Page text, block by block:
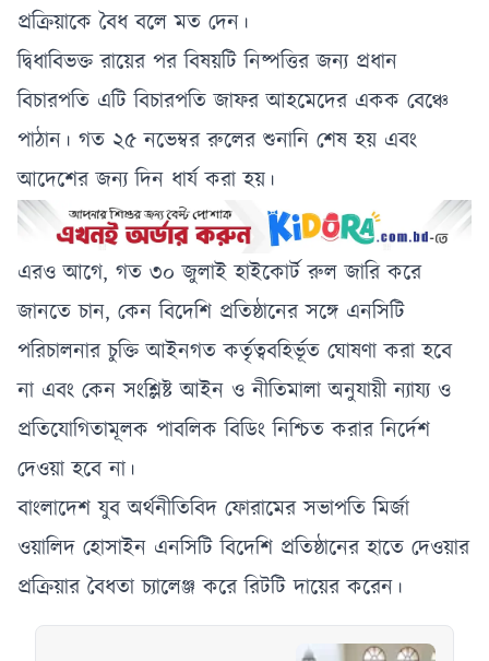
প্রক্রিয়াকে বৈধ বলে মত দেন।
দ্বিধাবিভক্ত রায়ের পর বিষয়টি নিষ্পত্তির জন্য প্রধান
বিচারপতি এটি বিচারপতি জাফর আহমেদের একক বেঞ্চে
পাঠান। গত ২৫ নভেম্বর রুলের শুনানি শেষ হয় এবং
আদেশের জন্য দিন ধার্য করা হয়।
এরও আগে, গত ৩০ জুলাই হাইকোর্ট রুল জারি করে
জানতে চান, কেন বিদেশি প্রতিষ্ঠানের সঙ্গে এনসিটি
পরিচালনার চুক্তি আইনগত কর্তৃত্ববহির্ভূত ঘোষণা করা হবে
না এবং কেন সংশ্লিষ্ট আইন ও নীতিমালা অনুযায়ী ন্যায্য ও
প্রতিযোগিতামূলক পাবলিক বিডিং নিশ্চিত করার নির্দেশ
দেওয়া হবে না।
বাংলাদেশ যুব অর্থনীতিবিদ ফোরামের সভাপতি মির্জা
ওয়ালিদ হোসাইন এনসিটি বিদেশি প্রতিষ্ঠানের হাতে দেওয়ার
প্রক্রিয়ার বৈধতা চ্যালেঞ্জ করে রিটটি দায়ের করেন।